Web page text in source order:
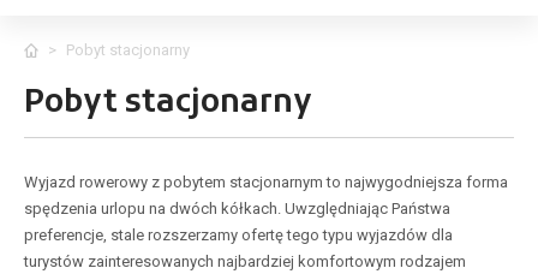
> Pobyt stacjonarny
Pobyt stacjonarny
Wyjazd rowerowy z pobytem stacjonarnym to najwygodniejsza forma
spędzenia urlopu na dwóch kółkach. Uwzględniając Państwa
preferencje, stale rozszerzamy ofertę tego typu wyjazdów dla
turystów zainteresowanych najbardziej komfortowym rodzajem